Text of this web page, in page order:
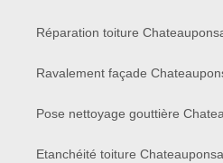
Réparation toiture
Ravalement façade
Pose nettoyage gouttière
Etanchéité toiture